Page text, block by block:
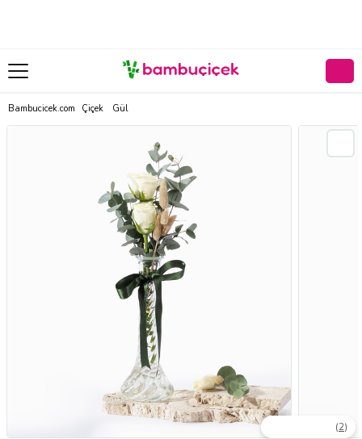
Bambucicek.com Çiçek Gül
(2)